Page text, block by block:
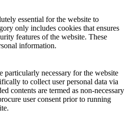
essential for the website to
only includes cookies that ensures
features of the website. These
information.
particularly necessary for the website
to collect user personal data via
contents are termed as non-necessary
user consent prior to running